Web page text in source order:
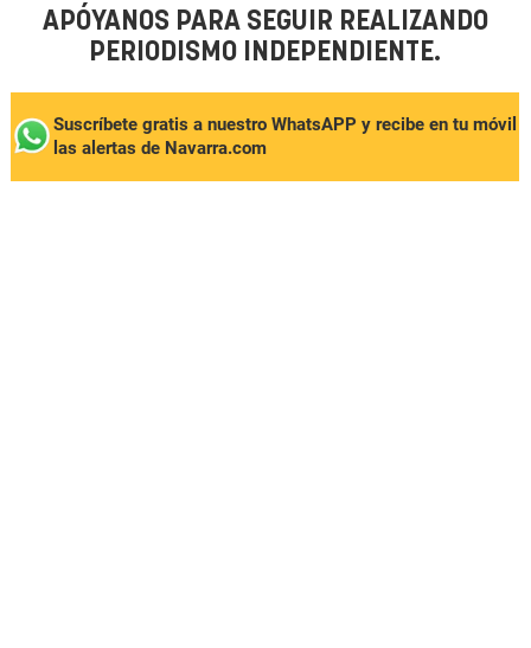
APÓYANOS PARA SEGUIR REALIZANDO
PERIODISMO INDEPENDIENTE.
Suscríbete gratis a nuestro WhatsAPP y recibe en tu móvil
las alertas de Navarra.com